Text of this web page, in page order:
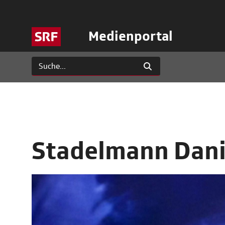
Medienportal
Stadelmann